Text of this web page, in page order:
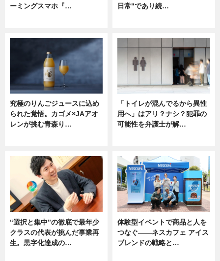
ーミングスマホ『…
日常"であり続…
究極のりんごジュースに込め
られた覚悟。カゴメ×JAアオ
レンが挑む青森り…
「トイレが混んでるから異性
用へ」はアリ？ナシ？犯罪の
可能性を弁護士が解…
“選択と集中”の徹底で最年少
クラスの代表が挑んだ事業再
生。黒字化達成の…
体験型イベントで商品と人を
つなぐ――ネスカフェ アイス
ブレンドの戦略と…